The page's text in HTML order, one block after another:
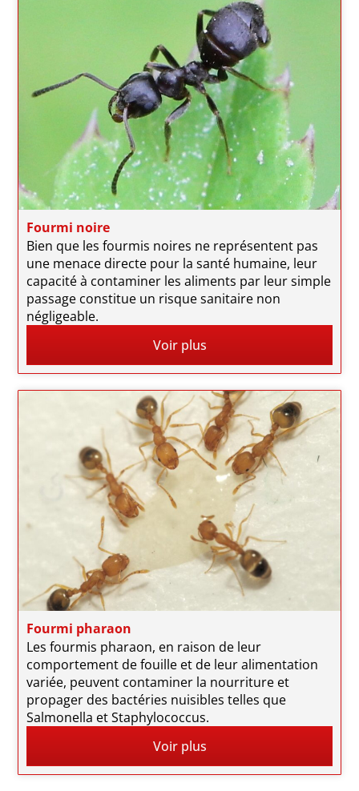
Fourmi noire
Bien que les fourmis noires ne représentent pas
une menace directe pour la santé humaine, leur
capacité à contaminer les aliments par leur simple
passage constitue un risque sanitaire non
négligeable.
Voir plus
Fourmi pharaon
Les fourmis pharaon, en raison de leur
comportement de fouille et de leur alimentation
variée, peuvent contaminer la nourriture et
propager des bactéries nuisibles telles que
Salmonella et Staphylococcus.
Voir plus